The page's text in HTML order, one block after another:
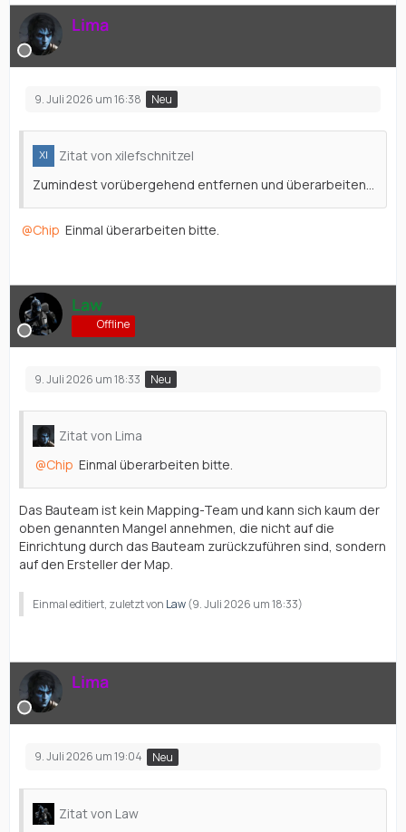
Lima
9. Juli 2026 um 16:38 Neu
Zitat von xilefschnitzel
Zumindest vorübergehend entfernen und überarbeiten...
Chip Einmal überarbeiten bitte.
Law
Offline
9. Juli 2026 um 18:33 Neu
Zitat von Lima
Chip Einmal überarbeiten bitte.
Das Bauteam ist kein Mapping-Team und kann sich kaum der
oben genannten Mangel annehmen, die nicht auf die
Einrichtung durch das Bauteam zurückzuführen sind, sondern
auf den Ersteller der Map.
Einmal editiert, zuletzt von Law(9. Juli 2026 um 18:33)
Lima
9. Juli 2026 um 19:04 Neu
Zitat von Law